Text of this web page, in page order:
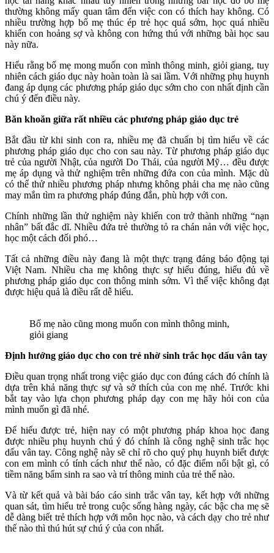
thường không mấy quan tâm đến việc con có thích hay không. Có
nhiều trường hợp bố mẹ thúc ép trẻ học quá sớm, học quá nhiều
khiến con hoảng sợ và không con hứng thú với những bài học sau
này nữa.
Hiểu rằng bố mẹ mong muốn con mình thông minh, giỏi giang, tuy
nhiên cách giáo dục này hoàn toàn là sai lầm. Với những phụ huynh
đang áp dụng các phương pháp giáo dục sớm cho con nhất định cần
chú ý đến điều này.
Băn khoăn giữa rất nhiều các phương pháp giáo dục trẻ
Bắt đầu từ khi sinh con ra, nhiều mẹ đã chuẩn bị tìm hiểu về các
phương pháp giáo dục cho con sau này. Từ phương pháp giáo dục
trẻ của người Nhật, của người Do Thái, của người Mỹ… đều được
mẹ áp dụng và thử nghiệm trên những đứa con của mình. Mặc dù
có thể thử nhiều phương pháp nhưng không phải cha mẹ nào cũng
may mắn tìm ra phương pháp đúng đắn, phù hợp với con.
Chính những lần thử nghiệm này khiến con trở thành những “nạn
nhân” bất đắc dĩ. Nhiều đứa trẻ thường tỏ ra chán nản với việc học,
học một cách đối phó…
Tất cả những điều này đang là một thực trạng đáng báo động tại
Việt Nam. Nhiều cha mẹ không thực sự hiểu đúng, hiểu đủ về
phương pháp giáo dục con thông minh sớm. Vì thế việc không đạt
được hiệu quả là điều rất dễ hiểu.
Bố mẹ nào cũng mong muốn con mình thông minh,
giỏi giang
Định hướng giáo dục cho con trẻ nhờ sinh trắc học dấu vân tay
Điều quan trọng nhất trong việc giáo dục con đúng cách đó chính là
dựa trên khả năng thực sự và sở thích của con mẹ nhé. Trước khi
bắt tay vào lựa chọn phương pháp dạy con mẹ hãy hỏi con của
mình muốn gì đã nhé.
Để hiểu được trẻ, hiện nay có một phương pháp khoa học đang
được nhiều phụ huynh chú ý đó chính là công nghệ sinh trắc học
dấu vân tay. Công nghệ này sẽ chỉ rõ cho quý phụ huynh biết được
con em mình có tính cách như thế nào, có đặc điểm nổi bật gì, có
tiềm năng bẩm sinh ra sao và trí thông minh của trẻ thế nào.
Và từ kết quả và bài báo cáo sinh trắc vân tay, kết hợp với những
quan sát, tìm hiểu trẻ trong cuộc sống hàng ngày, các bậc cha mẹ sẽ
dễ dàng biết trẻ thích hợp với môn học nào, và cách dạy cho trẻ như
thế nào thì thú hút sự chú ý của con nhất.